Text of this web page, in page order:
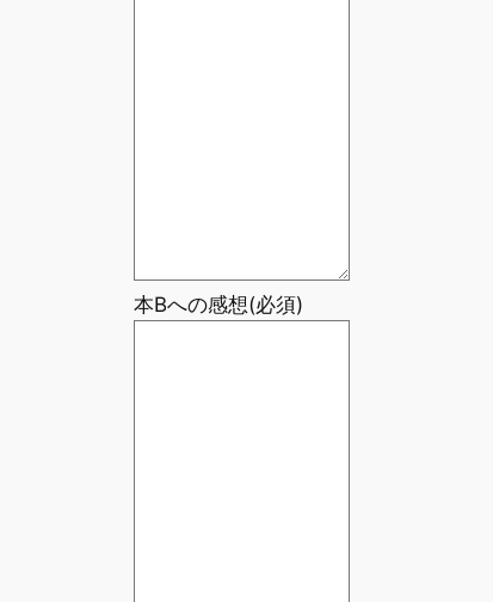
本Bへの感想(必須)